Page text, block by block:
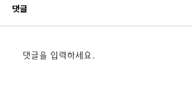
2026 태안군 유소년 드론
댓글
댓글을 입력하세요.